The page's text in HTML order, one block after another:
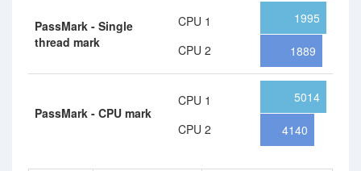
PassMark - Single
thread mark
CPU 1
CPU 2
1995
1889
PassMark - CPU mark
CPU 1
CPU 2
5014
4140